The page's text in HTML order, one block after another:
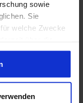
sowie
Sie
welche Zwecke
auf das Privacy
Lage